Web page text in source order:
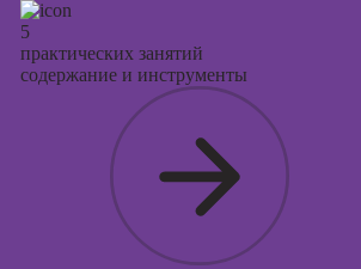
5
практических занятий
содержание и инструменты